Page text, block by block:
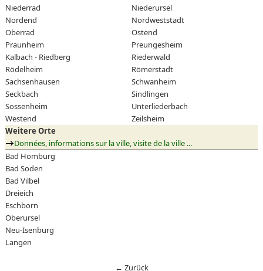
Niederrad
Niederursel
Nordend
Nordweststadt
Oberrad
Ostend
Praunheim
Preungesheim
Kalbach - Riedberg
Riederwald
Rödelheim
Römerstadt
Sachsenhausen
Schwanheim
Seckbach
Sindlingen
Sossenheim
Unterliederbach
Westend
Zeilsheim
Weitere Orte
Données, informations sur la ville, visite de la ville ...
Bad Homburg
Bad Soden
Bad Vilbel
Dreieich
Eschborn
Oberursel
Neu-Isenburg
Langen
← Zurück